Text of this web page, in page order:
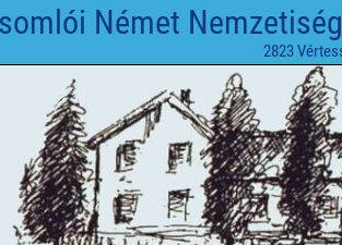
Német
2823